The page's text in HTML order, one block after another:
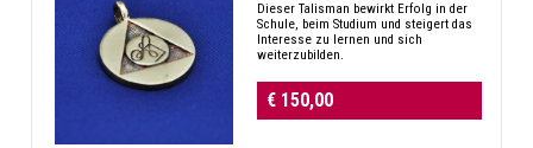
Dieser Talisman bewirkt Erfolg in der
Schule, beim Studium und steigert das
Interesse zu lernen und sich
weiterzubilden.
€ 150,00